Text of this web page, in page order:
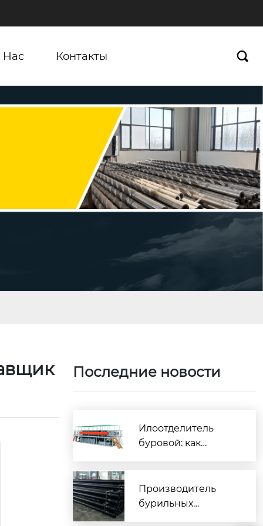
Нас Контакты 
Последние новости
Илоотделитель
буровой: как
Производитель
бурильных